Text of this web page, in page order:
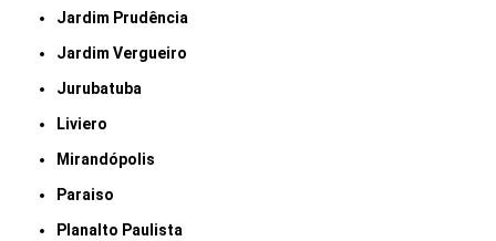
Jardim Prudência
Jardim Vergueiro
Jurubatuba
Liviero
Mirandópolis
Paraiso
Planalto Paulista